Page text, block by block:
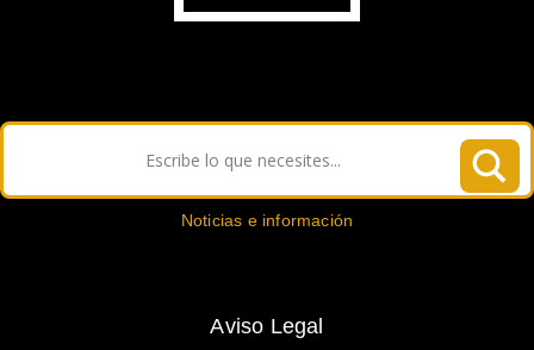
Noticias e información
Aviso Legal